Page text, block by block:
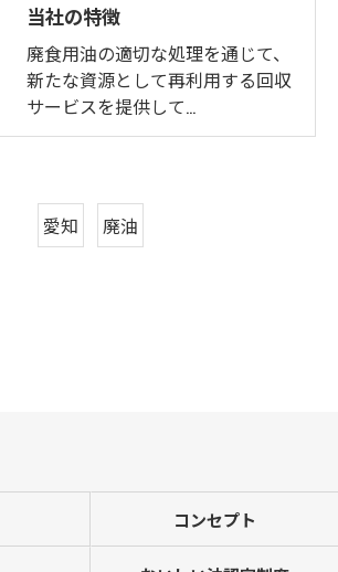
当社の特徴
廃食用油の適切な処理を通じて、
新たな資源として再利用する回収
サービスを提供して…
愛知 廃油
コンセプト